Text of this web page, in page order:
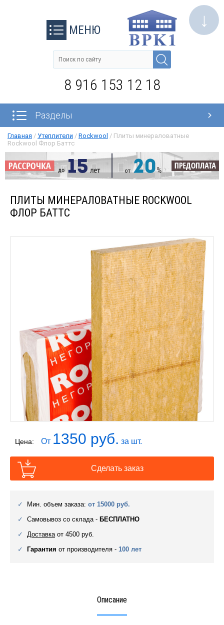
↓
МЕНЮ
8 916 153 12 18
Разделы
Главная / Утеплители / Rockwool / Плиты минераловатные
Rockwool Флор Баттс
ПЛИТЫ МИНЕРАЛОВАТНЫЕ ROCKWOOL
ФЛОР БАТТС
Цена: От 1350 руб. за шт.
Сделать заказ
Мин. объем заказа: от 15000 руб.
Самовывоз со склада - БЕСПЛАТНО
Доставкаот 4500 руб.
Гарантия от производителя - 100 лет
Описание